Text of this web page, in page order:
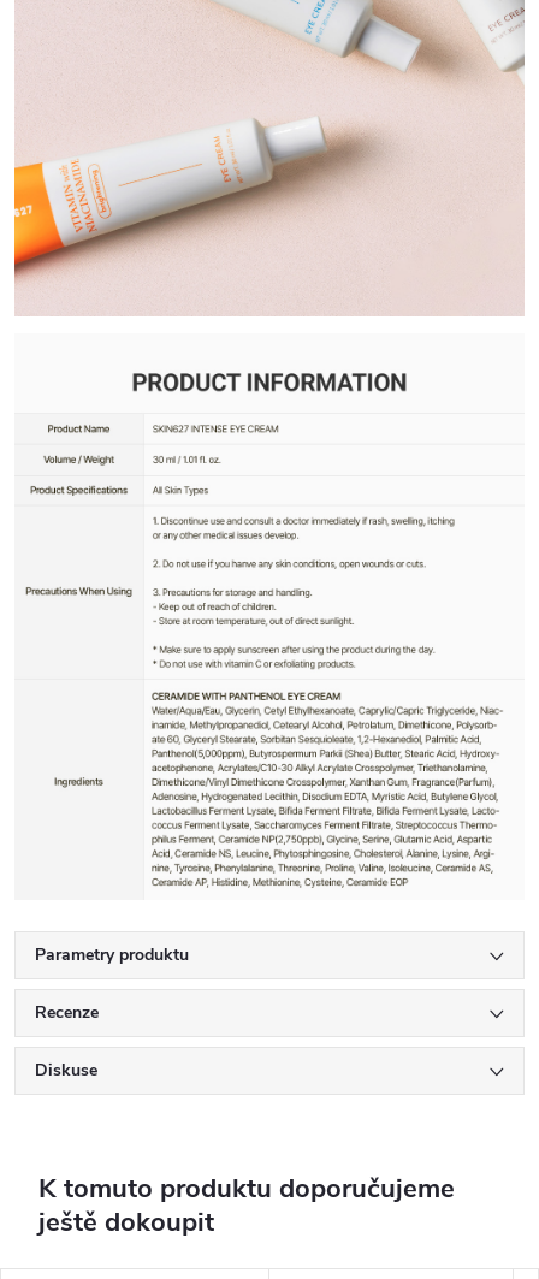
Parametry produktu
Recenze
Diskuse
K tomuto produktu doporučujeme
ještě dokoupit